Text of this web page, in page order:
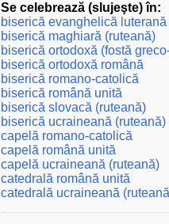
Se celebrează (slujeşte) în:
biserică evanghelică luterană
biserică maghiară (ruteană)
biserică ortodoxă (fostă
biserică ortodoxă română
biserică romano-catolică
biserică română unită
biserică slovacă (ruteană)
biserică ucraineană (ruteană)
capelă romano-catolică
capelă română unită
capelă ucraineană (ruteană)
catedrală română unită
catedrală ucraineană